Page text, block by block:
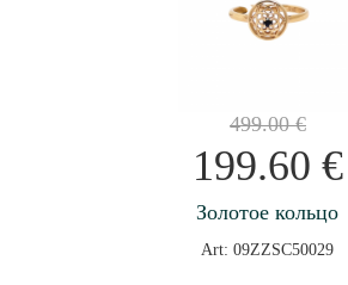
499.00€
199.60 €
Золотое кольцо
Art: 09ZZSC50029